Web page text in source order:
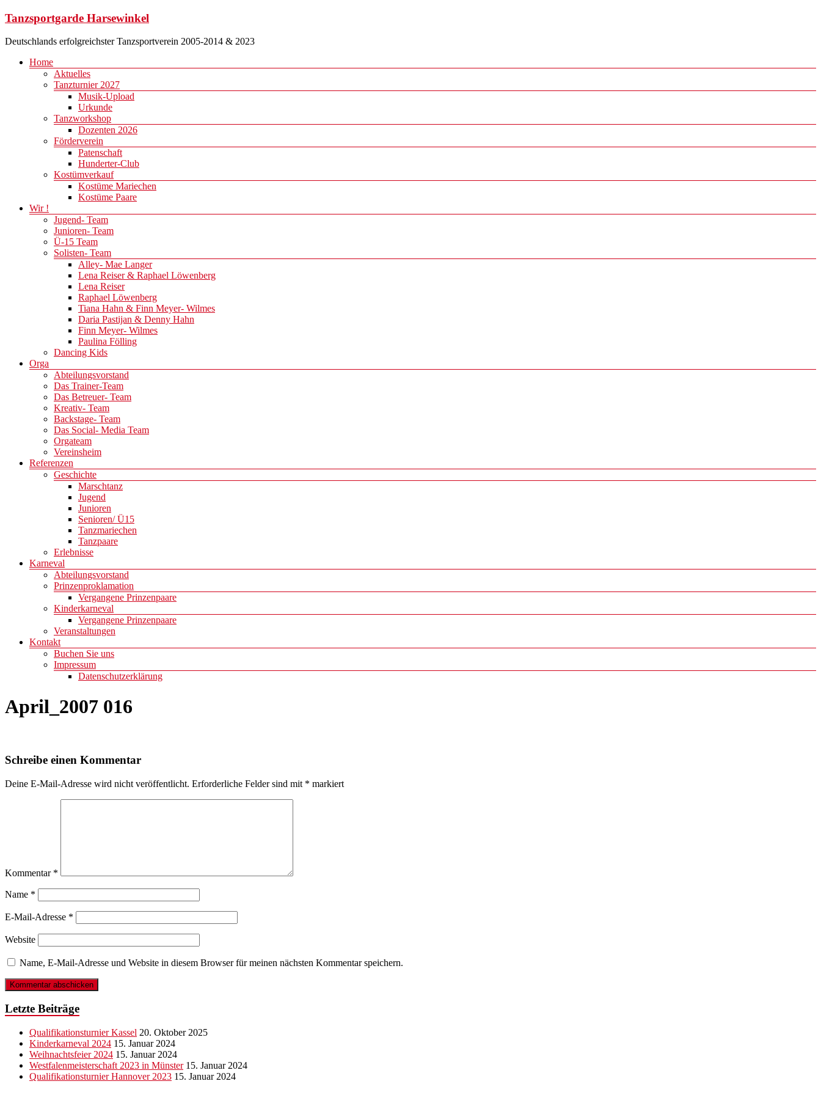
Zum
springen
Tanzsportgarde Harsewinkel
Deutschlands erfolgreichster Tanzsportverein 2005-2014 & 2023
Menü
Home
Aktuelles
Tanzturnier 2027
Musik-Upload
Urkunde
Tanzworkshop
Dozenten 2026
Förderverein
Patenschaft
Hunderter-Club
Kostümverkauf
Kostüme Mariechen
Kostüme Paare
Wir !
Jugend- Team
Junioren- Team
Ü-15 Team
Solisten- Team
Alley- Mae Langer
Lena Reiser & Raphael Löwenberg
Lena Reiser
Raphael Löwenberg
Tiana Hahn & Finn Meyer- Wilmes
Daria Pastijan & Denny Hahn
Finn Meyer- Wilmes
Paulina Fölling
Dancing Kids
Orga
Abteilungsvorstand
Das Trainer-Team
Das Betreuer- Team
Kreativ- Team
Backstage- Team
Das Social- Media Team
Orgateam
Vereinsheim
Referenzen
Geschichte
Marschtanz
Jugend
Junioren
Senioren/ Ü15
Tanzmariechen
Tanzpaare
Erlebnisse
Karneval
Abteilungsvorstand
Prinzenproklamation
Vergangene Prinzenpaare
Kinderkarneval
Vergangene Prinzenpaare
Veranstaltungen
Kontakt
Buchen Sie uns
Impressum
Datenschutzerklärung
April_2007 016
Schreibe einen Kommentar
Deine E-Mail-Adresse wird nicht veröffentlicht. Erforderliche Felder sind mit * markiert
Kommentar *
Name *
E-Mail-Adresse *
Website
Name, E-Mail-Adresse und Website in diesem Browser für meinen nächsten Kommentar speichern.
Letzte Beiträge
Qualifikationsturnier Kassel 20. Oktober 2025
Kinderkarneval 2024 15. Januar 2024
Weihnachtsfeier 2024 15. Januar 2024
Westfalenmeisterschaft 2023 in Münster 15. Januar 2024
Qualifikationsturnier Hannover 2023 15. Januar 2024